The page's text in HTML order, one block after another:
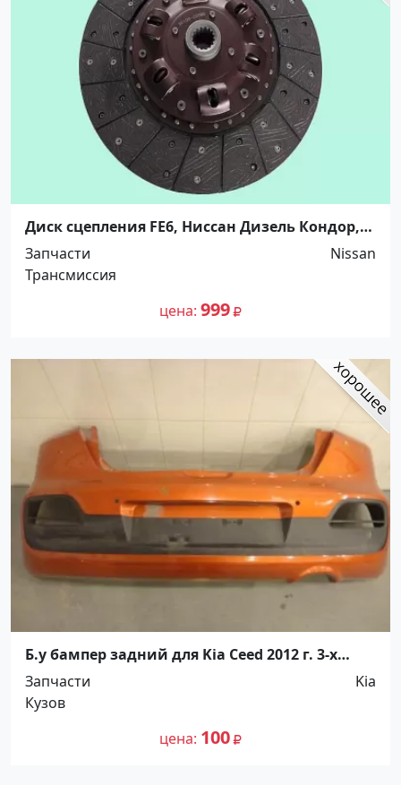
Диск сцепления FE6, Ниссан Дизель Кондор,(
325*210*16*30), 5264720 Краснодар
Запчасти
Nissan
Трансмиссия
цена 999
Б.у бампер задний для Kia Ceed 2012 г. 3-х
дверный Краснодар
Запчасти
Kia
Кузов
цена 100